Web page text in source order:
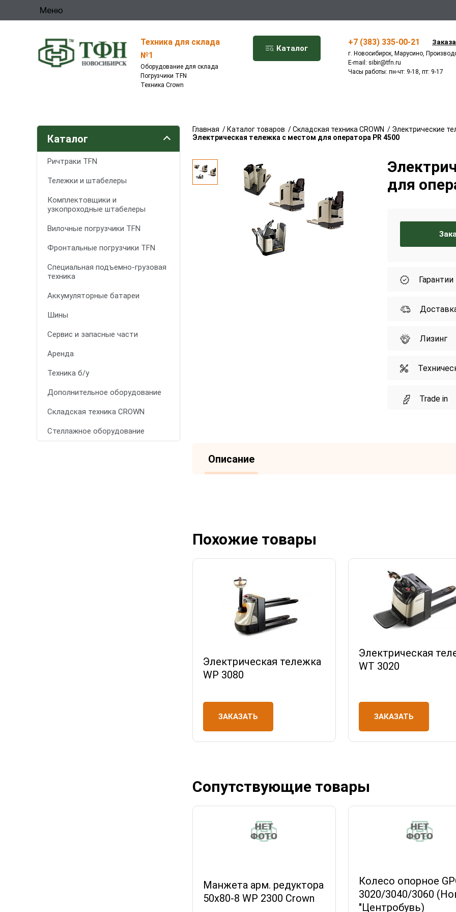
Меню
Техника для склада
№1
Оборудование для склада
Погрузчики TFN
Техника Crown
Каталог
+7 (383) 335-00-21
г. Новосибирск, Марусино,
E-mail: sibir@tfn.ru
Часы работы: пн-чт: 9-18, пт: 9-17
Каталог
Ричтраки TFN
Тележки и штабелеры
Комплектовщики и
узкопроходные штабелеры
Вилочные погрузчики TFN
Фронтальные погрузчики TFN
Специальная подъемно-грузовая
техника
Аккумуляторные батареи
Шины
Сервис и запасные части
Аренда
Техника б/у
Дополнительное оборудование
Складская техника CROWN
Стеллажное оборудование
Главная / Каталог товаров /Складская техника CROWN / Электрические
Электрическая тележка с местом для оператора PR 4500
для
Гарантии
Лизинг
Trade in
Описание
Похожие товары
Электрическая тележка
WP 3080
ЗАКАЗАТЬ
Электрическая
WT 3020
ЗАКАЗАТЬ
Сопутствующие товары
Манжета арм. редуктора
50х80-8 WP 2300 Crown
Колесо опорное
3020/3040/3060
"Центробувь)